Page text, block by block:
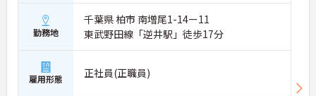
勤務地
千葉県 柏市 南増尾1-14ー11
東武野田線「逆井駅」徒歩17分
雇用形態 正社員(正職員)